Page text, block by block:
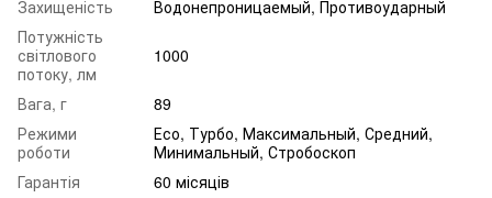
Захищеність
Водонепроницаемый, Противоударный
Потужність
світлового
потоку, лм
1000
Вага, г
89
Режими
роботи
Есо, Турбо, Максимальный, Средний,
Минимальный, Стробоскоп
Гарантія
60 місяців